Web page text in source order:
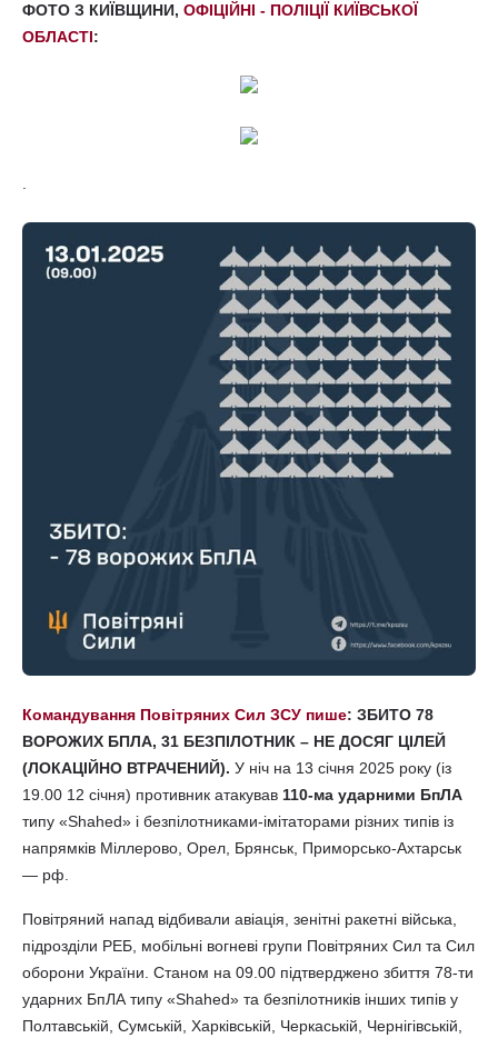
ФОТО З КИЇВЩИНИ, ОФІЦІЙНІ - ПОЛІЦІЇ КИЇВСЬКОЇ
ОБЛАСТІ:
Командування Повітряних Сил ЗСУ пише: ЗБИТО 78
ВОРОЖИХ БПЛА, 31 БЕЗПІЛОТНИК – НЕ ДОСЯГ ЦІЛЕЙ
(ЛОКАЦІЙНО ВТРАЧЕНИЙ). У ніч на 13 січня 2025 року (із
19.00 12 січня) противник атакував 110-ма ударними БпЛА
типу «Shahed» і безпілотниками-імітаторами різних типів із
напрямків Міллерово, Орел, Брянськ, Приморсько-Ахтарськ
— рф.
Повітряний напад відбивали авіація, зенітні ракетні війська,
підрозділи РЕБ, мобільні вогневі групи Повітряних Сил та Сил
оборони України. Станом на 09.00 підтверджено збиття 78-ти
ударних БпЛА типу «Shahed» та безпілотників інших типів у
Полтавській, Сумській, Харківській, Черкаській, Чернігівській,